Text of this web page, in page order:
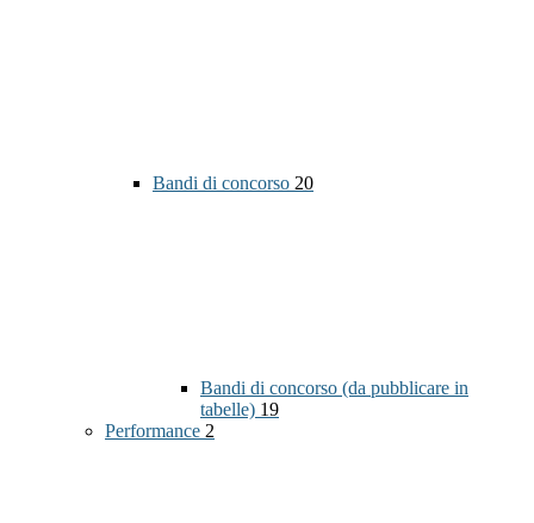
Bandi di concorso 20
Bandi di concorso (da pubblicare in
tabelle) 19
Performance 2